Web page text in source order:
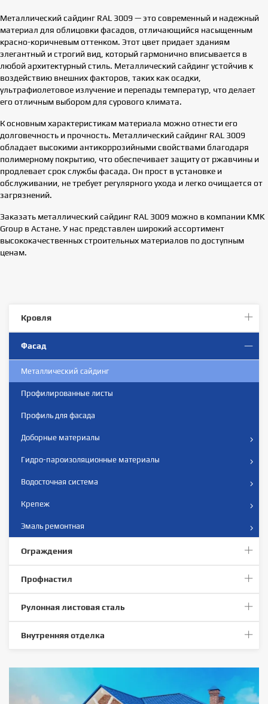
Кровля
Фасад
Металлический сайдинг
Профилированныe листы
Профиль для фасада
Доборные материалы
Гидро-пароизоляционные материалы
Водосточная система
Крепеж
Эмаль ремонтная
Ограждения
Профнастил
Рулонная листовая сталь
Внутренняя отделка
Металлический сайдинг RAL 3009 — это современный и надежный
материал для облицовки фасадов, отличающийся насыщенным
красно-коричневым оттенком. Этот цвет придает зданиям
элегантный и строгий вид, который гармонично вписывается в
любой архитектурный стиль. Металлический сайдинг устойчив к
воздействию внешних факторов, таких как осадки,
ультрафиолетовое излучение и перепады температур, что делает
его отличным выбором для сурового климата.
К основным характеристикам материала можно отнести его
долговечность и прочность. Металлический сайдинг RAL 3009
обладает высокими антикоррозийными свойствами благодаря
полимерному покрытию, что обеспечивает защиту от ржавчины и
продлевает срок службы фасада. Он прост в установке и
обслуживании, не требует регулярного ухода и легко очищается от
загрязнений.
Заказать металлический сайдинг RAL 3009 можно в компании KMK
Group в Астане. У нас представлен широкий ассортимент
высококачественных строительных материалов по доступным
ценам.